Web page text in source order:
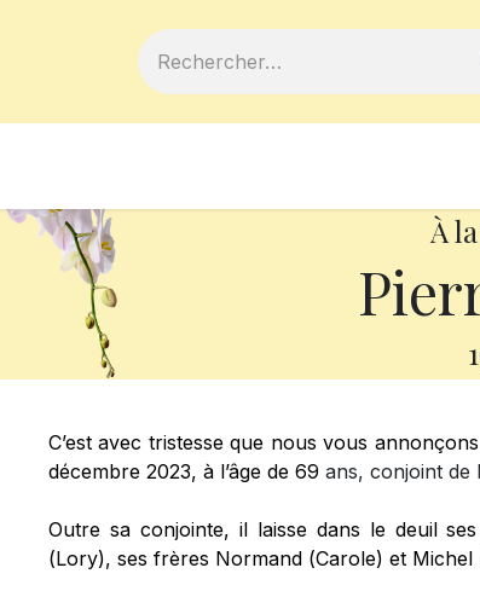
À
C’est avec tristesse que nous vous
décembre 2023, à l’âge de 69 ans, conjoint de
Outre sa conjointe, il laisse dans le deuil
(Lory), ses frères Normand (Carole) et